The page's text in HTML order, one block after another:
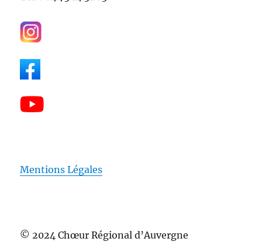
Mentions Légales
© 2024 Chœur Régional d’Auvergne